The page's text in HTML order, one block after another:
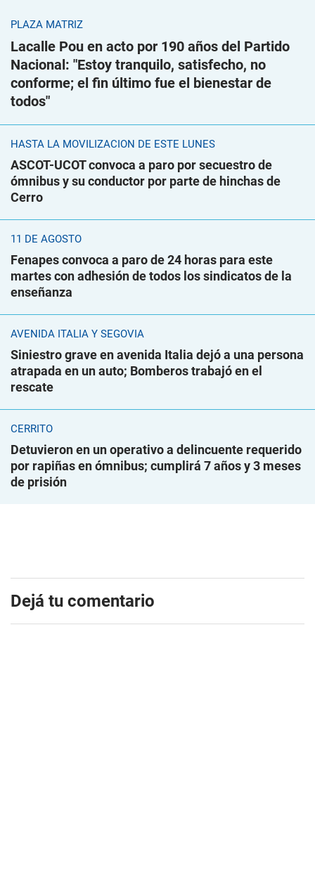
PLAZA MATRIZ
Lacalle Pou en acto por 190 años del Partido
Nacional: "Estoy tranquilo, satisfecho, no
conforme; el fin último fue el bienestar de
todos"
HASTA LA MOVILIZACIÓN DE ESTE LUNES
ASCOT-UCOT convoca a paro por secuestro de
ómnibus y su conductor por parte de hinchas de
Cerro
11 DE AGOSTO
Fenapes convoca a paro de 24 horas para este
martes con adhesión de todos los sindicatos de la
enseñanza
AVENIDA ITALIA Y SEGOVIA
Siniestro grave en avenida Italia dejó a una persona
atrapada en un auto; Bomberos trabajó en el
rescate
CERRITO
Detuvieron en un operativo a delincuente requerido
por rapiñas en ómnibus; cumplirá 7 años y 3 meses
de prisión
Dejá tu comentario